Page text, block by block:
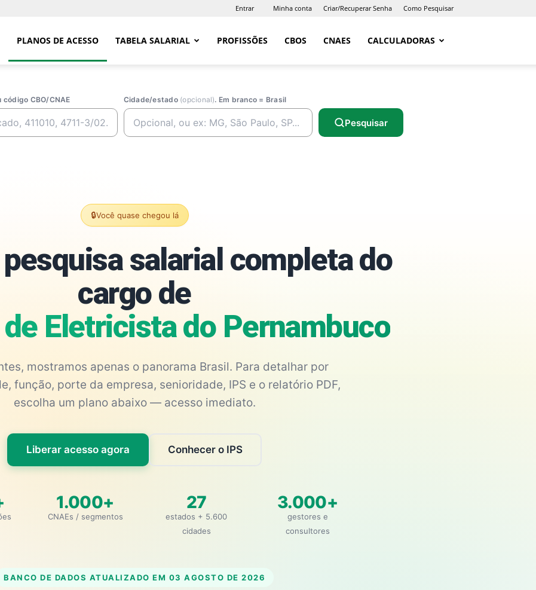
Entrar Minha conta Criar/Recuperar Senha Como Pesquisar
PLANOS DE ACESSO TABELA SALARIAL PROFISSÕES CBOS CNAES CALCULADORAS
CBO/CNAE Cidade/estado (opcional). Em branco = Brasil
Pesquisar
🔒Você quase chegou lá
salarial completa do
cargo de
Eletricista do Pernambuco
mostramos apenas o panorama Brasil. Para detalhar por
função, porte da empresa, senioridade, IPS e o relatório PDF,
escolha um plano abaixo — acesso imediato.
Liberar acesso agora Conhecer o IPS
1.000+
CNAEs / segmentos
27
estados + 5.600
cidades
3.000+
gestores e
consultores
BANCO DE DADOS ATUALIZADO EM 03 AGOSTO DE 2026